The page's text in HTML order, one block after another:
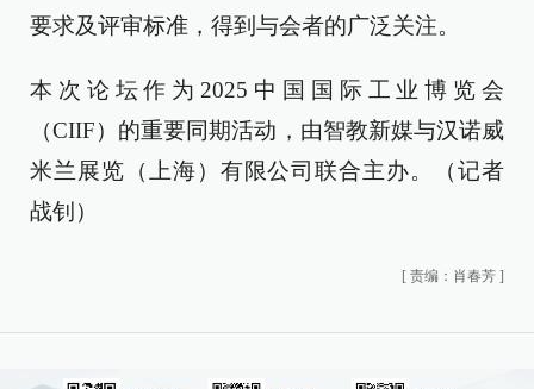
要求及评审标准，得到与会者的广泛关注。
本次论坛作为2025中国国际工业博览会
（CIIF）的重要同期活动，由智教新媒与汉诺威
米兰展览（上海）有限公司联合主办。（记者
战钊）
[ 责编：肖春芳 ]